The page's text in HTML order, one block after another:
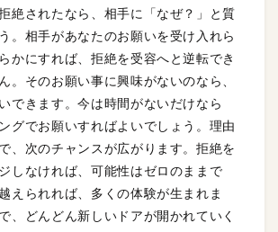
絶されたなら、相手に「なぜ？」と質
。相手があなたのお願いを受け入れら
かにすれば、拒絶を受容へと逆転でき
。そのお願い事に興味がないのなら、
できます。今は時間がないだけなら
グでお願いすればよいでしょう。理由
、次のチャンスが広がります。拒絶を
しなければ、可能性はゼロのままで
えられれば、多くの体験が生まれま
、どんどん新しいドアが開かれていく